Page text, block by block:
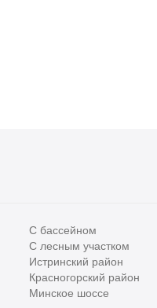
С бассейном
С лесным участком
Истринский район
Красногорский район
Минское шоссе
Все
Сегодня